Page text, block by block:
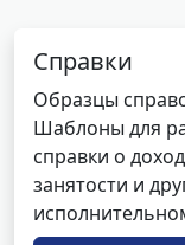
Справки
Образцы
Шаблоны для
справки о
занятости и